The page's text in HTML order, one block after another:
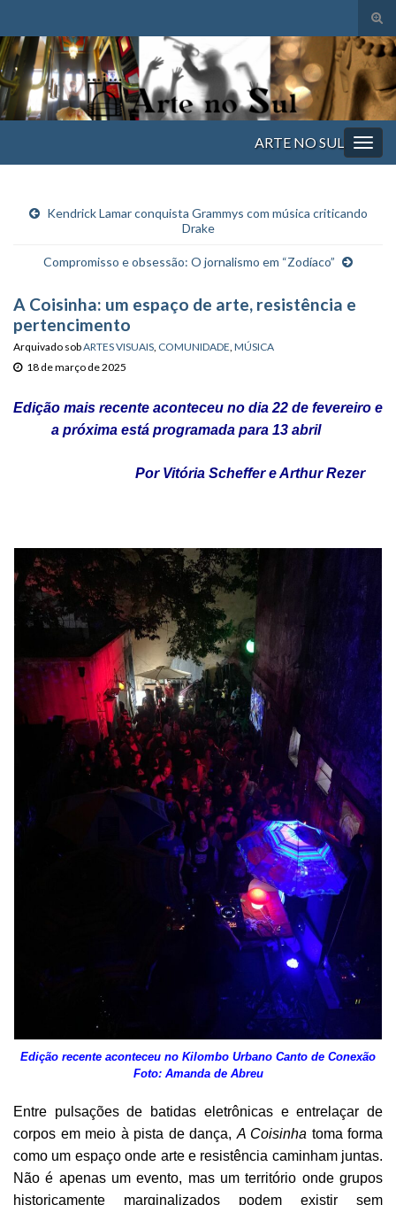
de
Search for:
ARTE NO SUL
Kendrick Lamar conquista Grammys com música criticando
Drake
Compromisso e obsessão: O jornalismo em “Zodíaco”
A Coisinha: um espaço de arte, resistência e
pertencimento
Arquivado sobARTES VISUAIS COMUNIDADE MÚSICA
18 de março de 2025
Edição mais recente aconteceu no dia 22 de fevereiro e
a próxima está programada para 13 abril
Por Vitória Scheffer e Arthur Rezer
Edição recente aconteceu no Kilombo Urbano Canto de Conexão
Foto: Amanda de Abreu
Entre pulsações de batidas eletrônicas e entrelaçar de
corpos em meio à pista de dança, A Coisinha toma forma
como um espaço onde arte e resistência caminham juntas.
Não é apenas um evento, mas um território onde grupos
historicamente marginalizados podem existir sem